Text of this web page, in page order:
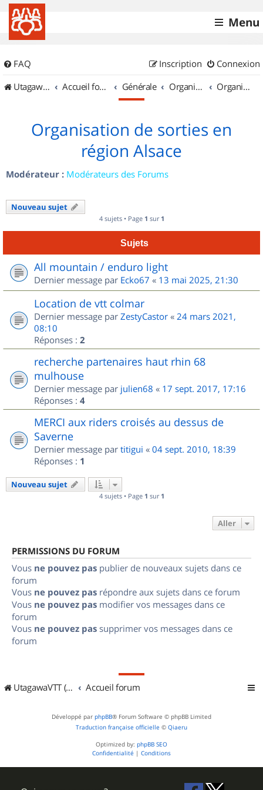
Menu
FAQ Connexion
Inscription
UtagawaVTT (Randos VTT et VTTAE avec traces GPS)
Accueil forum Générale Organisation de sorties & Recherche de partenaires Organisation de sorties en région Alsace
Organisation de sorties en
région Alsace
Modérateur : Modérateurs des Forums
Nouveau sujet
4 sujets • Page 1 sur 1
Sujets
All mountain / enduro light
Dernier message par Ecko67 « 13 mai 2025, 21:30
Location de vtt colmar
Dernier message par ZestyCastor « 24 mars 2021,
08:10
Réponses : 2
recherche partenaires haut rhin 68
mulhouse
Dernier message par julien68 « 17 sept. 2017, 17:16
Réponses : 4
MERCI aux riders croisés au dessus de
Saverne
Dernier message par titigui « 04 sept. 2010, 18:39
Réponses : 1
Nouveau sujet
4 sujets • Page 1 sur 1
Aller
PERMISSIONS DU FORUM
Vous ne pouvez pas publier de nouveaux sujets dans ce
forum
Vous ne pouvez pas répondre aux sujets dans ce forum
Vous ne pouvez pas modifier vos messages dans ce
forum
Vous ne pouvez pas supprimer vos messages dans ce
forum
UtagawaVTT (Randos VTT et VTTAE avec traces GPS) Accueil forum
Développé par phpBB® Forum Software © phpBB Limited
Traduction française officielle © Qiaeru
Optimized by: phpBB SEO
Confidentialité | Conditions